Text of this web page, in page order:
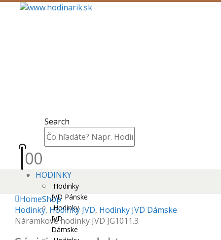
Search
00
HODINKY
Hodinky
JVD Pánske
Hodinky
JVD
Dámske
HomeShop
Hodinky, Hodinky JVD, Hodinky JVD Dámske
Náramkové hodinky JVD JG1011.3